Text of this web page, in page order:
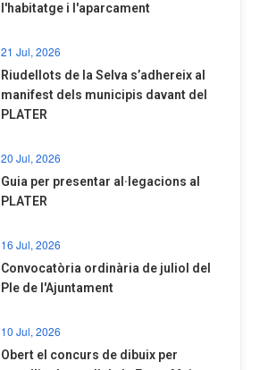
l'habitatge i l'aparcament
21 Jul, 2026
Riudellots de la Selva s’adhereix al
manifest dels municipis davant del
PLATER
20 Jul, 2026
​Guia per presentar al·legacions al
PLATER
16 Jul, 2026
Convocatòria ordinària de juliol del
Ple de l'Ajuntament
10 Jul, 2026
​Obert el concurs de dibuix per